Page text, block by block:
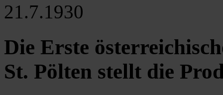
21.7.1930
Die Erste
St. Pölten stellt die